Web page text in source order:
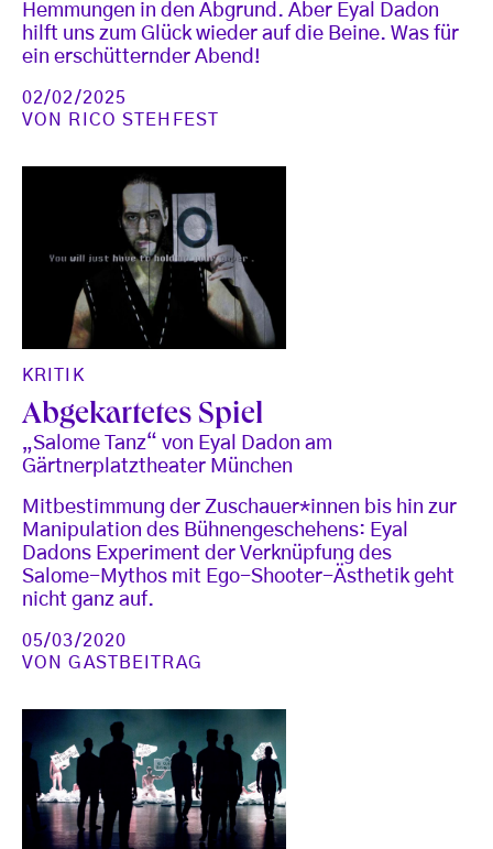
Hemmungen in den Abgrund. Aber Eyal Dadon
hilft uns zum Glück wieder auf die Beine. Was für
ein erschütternder Abend!
02/02/2025
VON
RICO STEHFEST
KRITIK
Abgekartetes Spiel
„Salome Tanz“ von Eyal Dadon am
Gärtnerplatztheater München
Mitbestimmung der Zuschauer*innen bis hin zur
Manipulation des Bühnengeschehens: Eyal
Dadons Experiment der Verknüpfung des
Salome-Mythos mit Ego-Shooter-Ästhetik geht
nicht ganz auf.
05/03/2020
VONGASTBEITRAG